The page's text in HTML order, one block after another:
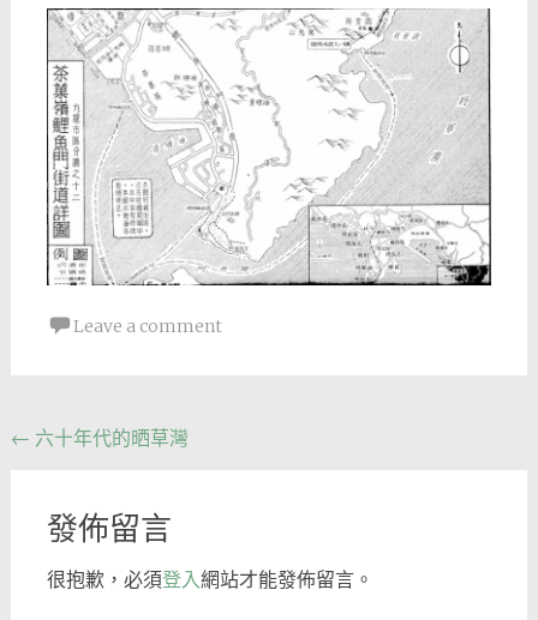
Leave a comment
Post
← 六十年代的晒草灣
發佈留言
很抱歉，必須登入網站才能發佈留言。